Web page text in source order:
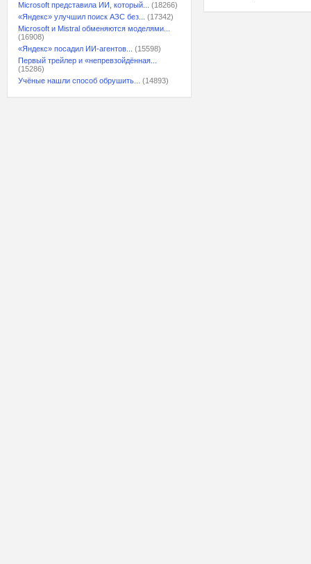
Microsoft представила ИИ, который...
(18266)
«Яндекс» улучшил поиск АЗС без...
(17342)
Microsoft и Mistral обменяются моделями...
(16908)
«Яндекс» посадил ИИ-агентов...
(15598)
Первый трейлер и «непревзойдённая...
(15286)
Учёные нашли способ обрушить...
(14893)